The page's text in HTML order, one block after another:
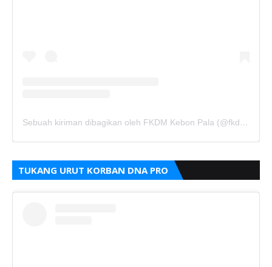
Sebuah kiriman dibagikan oleh FKDM Kebon Pala (@fkdm_kebonpala)
TUKANG URUT KORBAN DNA PRO